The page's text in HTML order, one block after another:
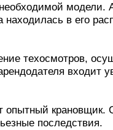
находилась в его
техосмотров,
входит
последствия.